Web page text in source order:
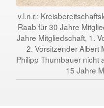
v.l.n.r.:
Raab für 30 Jahre
Jahre Mitgliedschaft, 1.
2. Vorsitzender Albert
Philipp Thurnbauer nicht
15 Jahre